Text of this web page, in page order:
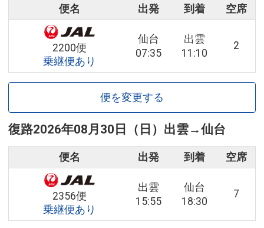
便名 出発 到着 空席
2200便
乗継便あり
仙台
07:35
出雲
11:10
2
便を変更する
復路2026年08月30日（日） 出雲→仙台
便名 出発 到着 空席
2356便
乗継便あり
出雲
15:55
仙台
18:30
7